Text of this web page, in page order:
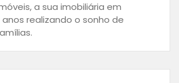
a sua imobiliária em
realizando o sonho de